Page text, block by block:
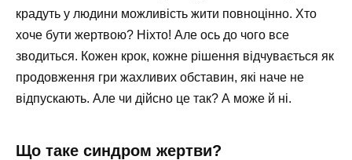
крадуть у людини можливість жити повноцінно. Хто
хоче бути жертвою? Ніхто! Але ось до чого все
зводиться. Кожен крок, кожне рішення відчувається як
продовження гри жахливих обставин, які наче не
відпускають. Але чи дійсно це так? А може й ні.
Що таке синдром жертви?